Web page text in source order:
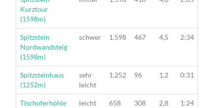
Kurztour
(1598m)
Wanderung
Spitzstein
Nordwandsteig
(1598m)
schwer 1.598 467 4,5 2:34
Wanderung
Spitzsteinhaus
(1252m)
sehr
leicht
1.252 96 1,2 0:31
Wanderung
Tischoferhöhle
leicht 658 308 2,8 1:24